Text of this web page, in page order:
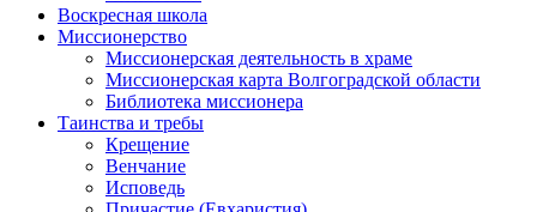
Воскресная школа
Миссионерство
Миссионерская деятельность в храме
Миссионерская карта Волгоградской области
Библиотека миссионера
Таинства и требы
Крещение
Венчание
Исповедь